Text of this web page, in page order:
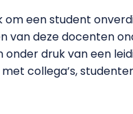
om een student
van deze docenten
onder druk van een
collega’s,